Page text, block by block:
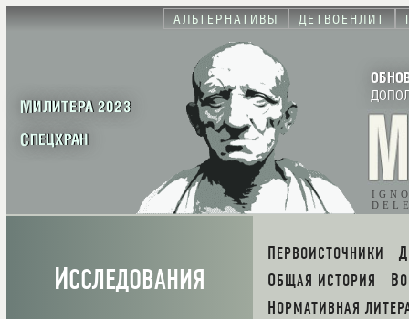
АЛЬТЕРНАТИВЫ ДЕТВОЕНЛИТ
МИЛИТЕРА 2023
СПЕЦХРАН
ИССЛЕДОВАНИЯ
ПЕРВОИСТОЧНИКИ
ОБЩАЯ ИСТОРИЯ
НОРМАТИВНАЯ